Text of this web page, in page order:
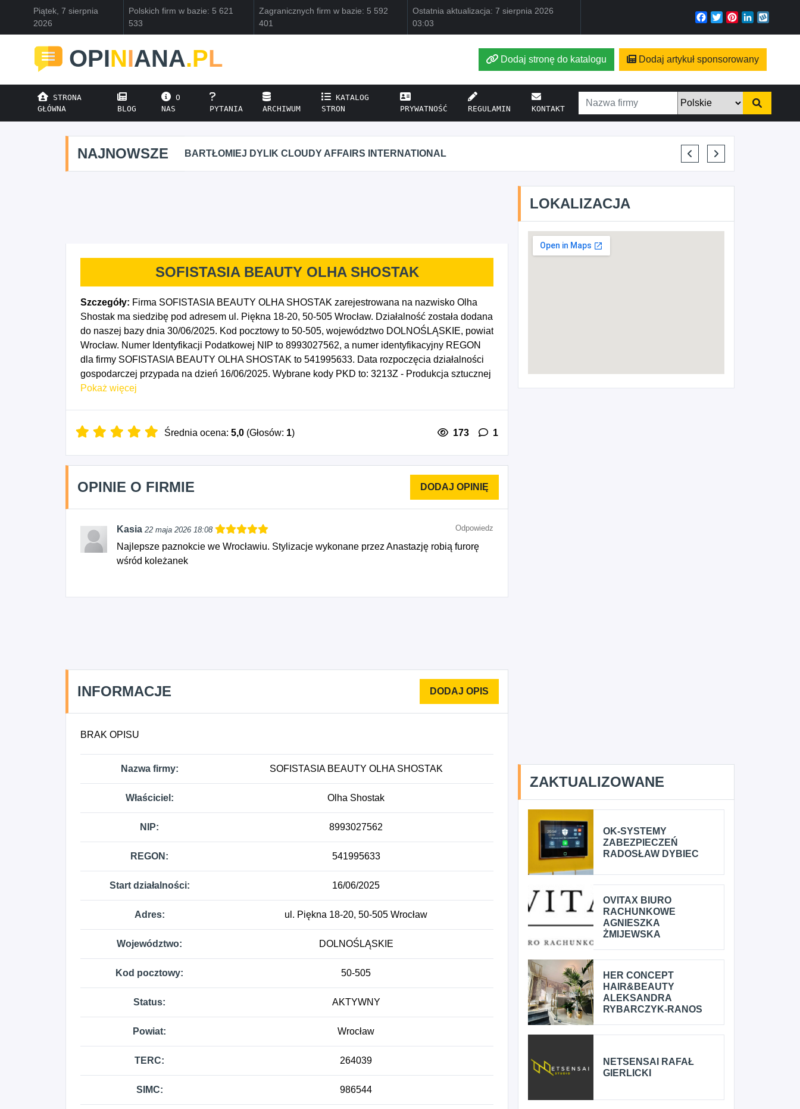
Piątek, 7 sierpnia
2026
Polskich firm w bazie: 5 621
533
Zagranicznych firm w bazie: 5 592
401
Ostatnia aktualizacja: 7 sierpnia 2026
03:03
Facebook
TwitterPinterest
LinkedIn
OPINIANA.PL Dodaj stronę do katalogu Dodaj artykuł sponsorowany
STRONA
GŁÓWNA
BLOG
O
NAS
PYTANIA ARCHIWUM
KATALOG
STRON
PRYWATNOŚĆ REGULAMIN KONTAKT
NAJNOWSZE BARTŁOMIEJ DYLIK CLOUDY AFFAIRS INTERNATIONAL KRYSTIAN PISULA
SOFISTASIA BEAUTY OLHA SHOSTAK
Szczegóły: Firma SOFISTASIA BEAUTY OLHA SHOSTAK zarejestrowana na nazwisko Olha
Shostak ma siedzibę pod adresem ul. Piękna 18-20, 50-505 Wrocław. Działalność została dodana
do naszej bazy dnia 30/06/2025. Kod pocztowy to 50-505, województwo DOLNOŚLĄSKIE, powiat
Wrocław. Numer Identyfikacji Podatkowej NIP to 8993027562, a numer identyfikacyjny REGON
dla firmy SOFISTASIA BEAUTY OLHA SHOSTAK to 541995633. Data rozpoczęcia działalności
gospodarczej przypada na dzień 16/06/2025. Wybrane kody PKD to: 3213Z - Produkcja sztucznej
biżuterii i wyrobów podobnych, 4712Z - Pozostała sprzedaż detaliczna niewyspecjalizowana,
Działalność spa, saun i łaźni parowych.
Pokaż więcej
Średnia ocena: 5,0 (Głosów: 1) 173 1
OPINIE O FIRMIE
Kasia 22 maja 2026 18:08 Odpowiedz
Najlepsze paznokcie we Wrocławiu. Stylizacje wykonane przez Anastazję robią furorę
wśród koleżanek
INFORMACJE
BRAK OPISU
Nazwa firmy: SOFISTASIA BEAUTY OLHA SHOSTAK
Właściciel: Olha Shostak
NIP: 8993027562
REGON: 541995633
Start działalności: 16/06/2025
Adres: ul. Piękna 18-20, 50-505 Wrocław
Województwo: DOLNOŚLĄSKIE
Kod pocztowy: 50-505
Status: AKTYWNY
Powiat: Wrocław
TERC: 264039
SIMC: 986544
LOKALIZACJA
ZAKTUALIZOWANE
OK-SYSTEMY
ZABEZPIECZEŃ
RADOSŁAW DYBIEC
OVITAX BIURO
RACHUNKOWE
AGNIESZKA
ŻMIJEWSKA
HER CONCEPT
HAIR&BEAUTY
ALEKSANDRA
RYBARCZYK-RANOS
NETSENSAI RAFAŁ
GIERLICKI